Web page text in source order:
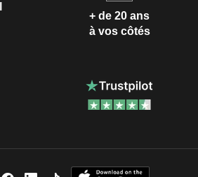
+ de 20 ans
à vos côtés